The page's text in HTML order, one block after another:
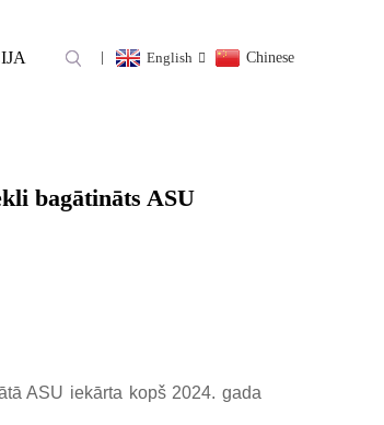
English Chinese
ZEMAS
bagātināts ASU
ASU iekārta kopš 2024. gada